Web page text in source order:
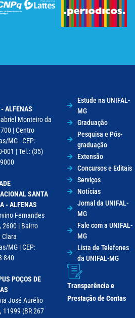
- ALFENAS
Monteiro da
| Centro
MG - CEP:
001 | Tel.: (35)
SANTA
- ALFENAS
Fernandes
2600 | Bairro
Clara
MG | CEP:
840
POÇOS DE
José Aurélio
11999 (BR 267
Estude na UNIFAL-
MG
Graduação
Pesquisa e Pós-
graduação
Extensão
Concursos e Editais
Serviços
Notícias
Jornal da UNIFAL-
MG
Fale com a UNIFAL-
MG
Lista de Telefones
da UNIFAL-MG
Transparência e
Prestação de Contas